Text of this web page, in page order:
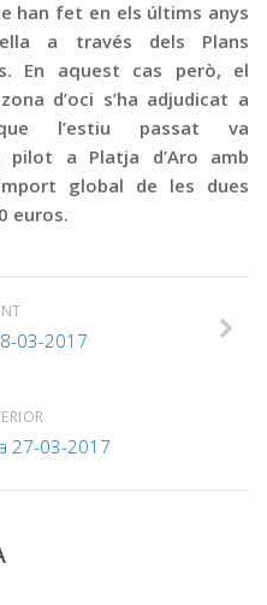
han fet en els últims anys
a través dels Plans
En aquest cas però, el
d’oci s’ha adjudicat a
l’estiu passat va
pilot a Platja d’Aro amb
global de les dues
euros.
03-2017
27-03-2017